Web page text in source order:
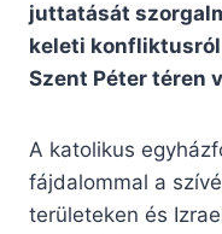
juttatását
keleti
Szent Péter téren
A katolikus
fájdalommal a
területeken és